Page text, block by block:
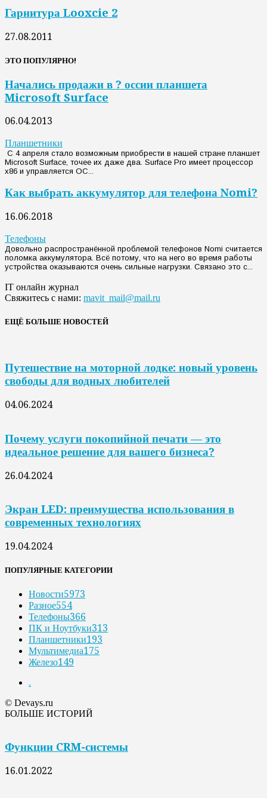
Гарнитура Looxcie 2
27.08.2011
ЭТО ПОПУЛЯРНО!
Начались продажи в ? оссии планшета
Microsoft Surface
06.04.2013
Планшетники
С 4 апреля стало возможным приобрести в нашей стране планшет
Microsoft Surface, точее их даже два. Surface Pro имеет процессор
x86 и управляется ОС...
Как выбрать аккумулятор для телефона Nomi?
16.06.2018
Телефоны
Довольно распространённой проблемой телефонов Nomi считается
поломка аккумулятора. Всё потому, что на него во время работы
устройства оказываются очень сильные нагрузки. Связано это с...
IT онлайн журнал
Свяжитесь с нами: mavit_mail@mail.ru
ЕЩЁ БОЛЬШЕ НОВОСТЕЙ
Путешествие на моторной лодке: новый уровень
свободы для водных любителей
04.06.2024
Почему услуги покопийной печати — это
идеальное решение для вашего бизнеса?
26.04.2024
Экран LED: преимущества использования в
современных технологиях
19.04.2024
ПОПУЛЯРНЫЕ КАТЕГОРИИ
Новости5973
Разное554
Телефоны366
ПК и Ноутбуки313
Планшетники193
Мультимедиа175
Железо149
.
© Devays.ru
БОЛЬШЕ ИСТОРИЙ
Функции CRM-системы
16.01.2022